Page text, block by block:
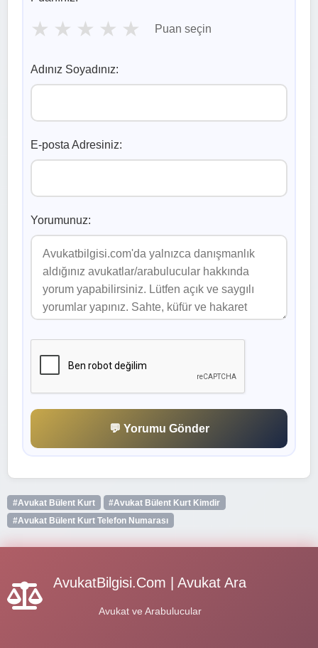
★ ★ ★ ★ ★ Puan seçin
Adınız Soyadınız:
E-posta Adresiniz:
Yorumunuz:
💬 Yorumu Gönder
#Avukat Bülent Kurt
#Avukat Bülent Kurt Kimdir
#Avukat Bülent Kurt Telefon Numarası
AvukatBilgisi.Com | Avukat Ara
Avukat ve Arabulucular